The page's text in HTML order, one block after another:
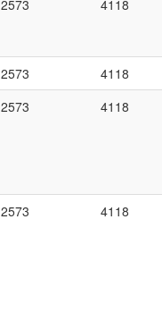
2573 4118
2573
4118
2573 4118
2573 4118